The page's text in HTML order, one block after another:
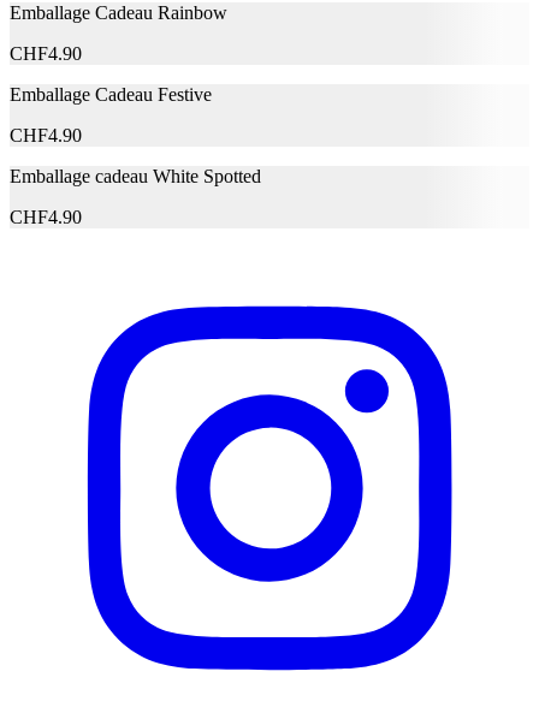
Description
Adresse e-mail (facultatif)
Emballage Cadeau Rainbow
CHF4.90
Emballage Cadeau Festive
CHF4.90
Emballage cadeau White Spotted
CHF4.90